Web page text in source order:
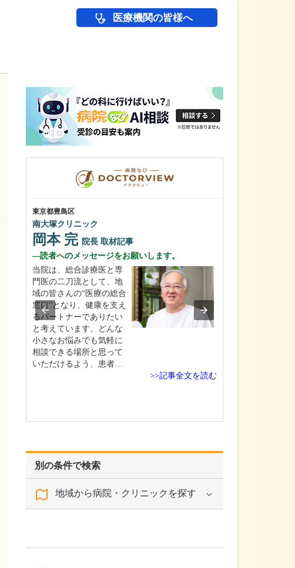
医療機関の皆様へ
別の条件で検索
地域から病院・クリニックを探す
東京都豊島区
南大塚クリニック
岡本 完 院長 取材記事
読者へのメッセージをお願いします。
当院は、総合診療医と専
門医の二刀流として、地
域の皆さんの“医療の総合
窓口”となり、健康を支え
るパートナーでありたい
と考えています。どんな
小さなお悩みでも気軽に
相談できる場所と思って
いただけるよう、患者…
>>記事全文を読む